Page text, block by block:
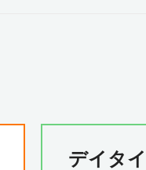
デイタ